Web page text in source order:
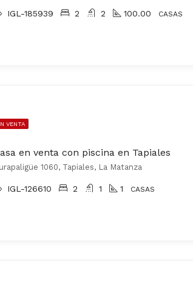
IGL-185939 2 2 100.00 CASAS
VENTA
en venta con piscina en Tapiales
1060, Tapiales, La Matanza
IGL-126610 2 1 1 CASAS